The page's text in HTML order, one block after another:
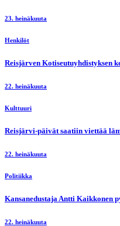
23. heinäkuuta
Henkilöt
Reisjärven Kotiseutuyhdistyksen
22. heinäkuuta
Kulttuuri
Reisjärvi-päivät saatiin viettää
22. heinäkuuta
Politiikka
Kansanedustaja Antti Kaikkonen
22. heinäkuuta